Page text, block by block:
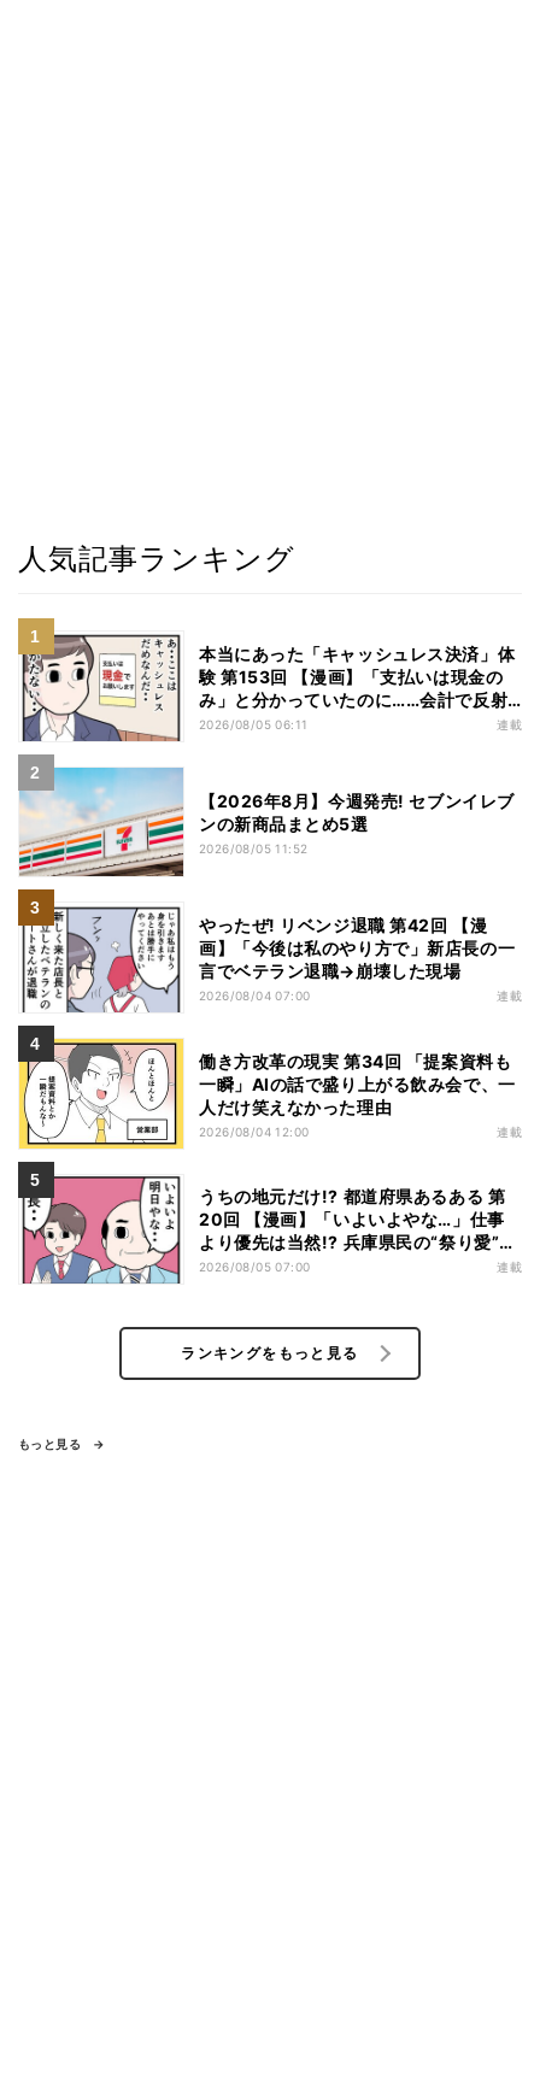
人気記事ランキング
本当にあった「キャッシュレス決済」体
験 第153回 【漫画】「支払いは現金の
み」と分かっていたのに……会計で反射
的に出してしまったものは
2026/08/05 06:11 連載
【2026年8月】今週発売! セブンイレブ
ンの新商品まとめ5選
2026/08/05 11:52
やったぜ! リベンジ退職 第42回 【漫
画】「今後は私のやり方で」新店長の一
言でベテラン退職→崩壊した現場
2026/08/04 07:00 連載
働き方改革の現実 第34回 「提案資料も
一瞬」AIの話で盛り上がる飲み会で、一
人だけ笑えなかった理由
2026/08/04 12:00 連載
うちの地元だけ!? 都道府県あるある 第
20回 【漫画】「いよいよやな…」仕事
より優先は当然!? 兵庫県民の“祭り愛”が
熱すぎた
2026/08/05 07:00 連載
ランキングをもっと見る
もっと見る